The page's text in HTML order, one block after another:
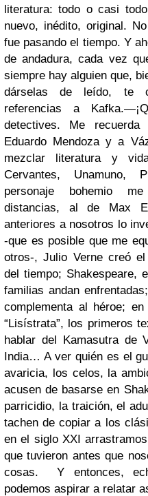
literatura: todo o casi
nuevo, inédito, original.
fue pasando el tiempo. Y
de andadura, cada vez
siempre hay alguien que,
dárselas de leído, te
referencias a Kafka.
detectives. Me
Eduardo Mendoza y a
mezclar literatura y
Cervantes, Unamuno,
personaje bohemio
distancias, al de Max
anteriores a nosotros lo
-que es posible que me
otros-, Julio Verne creó
del tiempo; Shakespeare,
familias andan
complementa al héroe;
“Lisístrata”, los primeros
hablar del Kamasutra de
India… A ver quién es el
avaricia, los celos, la
acusen de basarse en
parricidio, la traición, el
tachen de copiar a los
en el siglo XXI
que tuvieron antes que
cosas. Y entonces,
podemos aspirar a relatar